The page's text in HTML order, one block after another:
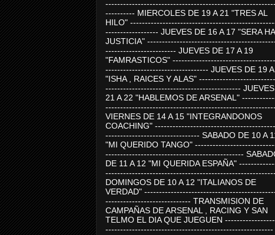
---------- MIERCOLES DE 19 A 21 "TRES AL
HILO"
------------------ JUEVES DE 16 A 17 "SERA
JUSTICIA"
------------------------ JUEVES DE 17 A 19
"FAMRASTICOS"
----------------------------------- JUEVES DE 19
"ISHA , RAICES Y ALAS"
----------------------------------------------
21 A 22 "HABLEMOS DE ARSENAL"
VIERNES DE 14 A 15 "INTEGRANDONOS
COACHING"
-------------------------------- SABADO DE 10 A
"MI QUERIDO TANGO"
-----------------------------------------------
DE 11 A 12 "MI QUERIDA ESPAÑA"
----------------------------------------------------------
DOMINGOS DE 10 A 12 "ITALIANOS DE
VERDAD"
----------------------------- TRANSMISION DE
CAMPAÑAS DE ARSENAL , RACING Y SAN
TELMO EL DIA QUE JUEGUEN
---------------------------------------------------------